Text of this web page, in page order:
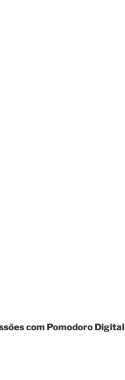
com Pomodoro Digital